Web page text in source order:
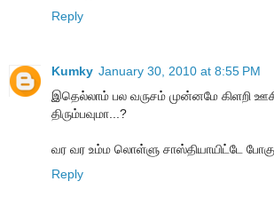
Reply
Kumky January 30, 2010 at 8:55 PM
இதெல்லாம் பல வருசம் முன்னமே கிளறி
திரும்பவுமா...?
வர வர உம்ம லொள்ளு சாஸ்தியாயிட்டே
Reply